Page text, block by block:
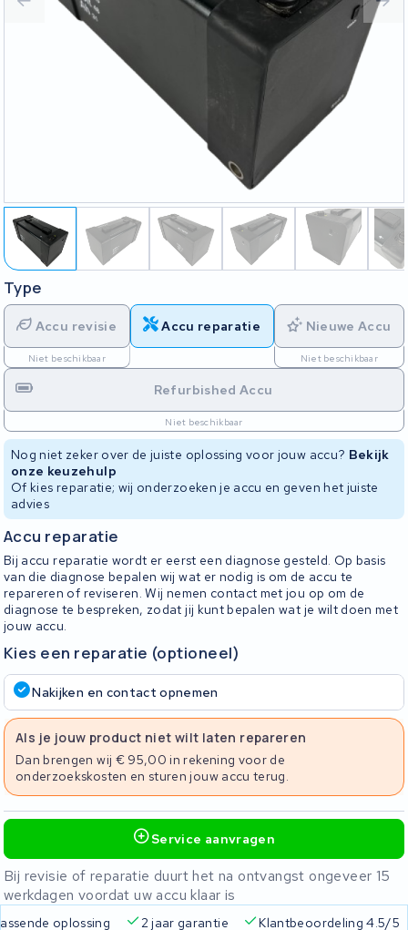
Type
Accu revisie
Niet beschikbaar
Accu reparatie Nieuwe Accu
Niet beschikbaar
Refurbished Accu
Niet beschikbaar
Nog niet zeker over de juiste oplossing voor jouw accu? Bekijk
onze keuzehulp
Of kies reparatie; wij onderzoeken je accu en geven het juiste
advies
Accu reparatie
Bij accu reparatie wordt er eerst een diagnose gesteld. Op basis
van die diagnose bepalen wij wat er nodig is om de accu te
repareren of reviseren. Wij nemen contact met jou op om de
diagnose te bespreken, zodat jij kunt bepalen wat je wilt doen met
jouw accu.
Kies een reparatie (optioneel)
Nakijken en contact opnemen
Als je jouw product niet wilt laten repareren
Dan brengen wij € 95,00 in rekening voor de
onderzoekskosten en sturen jouw accu terug.
Service aanvragen
Bij revisie of reparatie duurt het na ontvangst ongeveer 15
werkdagen voordat uw accu klaar is
oplossing 2 jaar garantie Klantbeoordeling 4.5/5